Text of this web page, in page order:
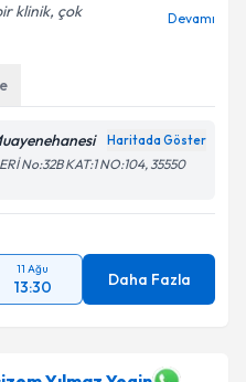
klinik, çok
Devamı
Haritada Göster
No:32B KAT:1 NO:104, 35550
11 Ağu
13:30 Daha Fazla